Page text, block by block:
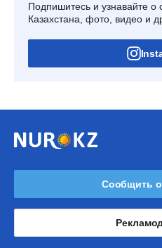
Подпишитесь и узнавайте о
Казахстана, фото, видео и
Сообщить